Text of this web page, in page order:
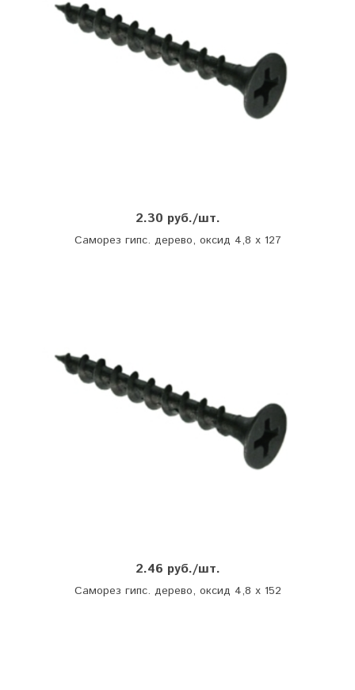
2.30 руб./шт.
Саморез гипс. дерево, оксид 4,8 х 127
2.46 руб./шт.
Саморез гипс. дерево, оксид 4,8 х 152